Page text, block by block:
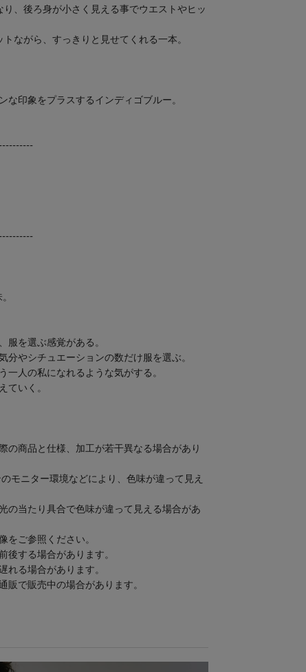
、後ろ身が小さく見える事でウエストやヒッ
ながら、すっきりと見せてくれる一本。
な印象をプラスするインディゴブルー。
服を選ぶ感覚がある。
分やシチュエーションの数だけ服を選ぶ。
一人の私になれるような気がする。
ていく。
の商品と仕様、加工が若干異なる場合があり
モニター環境などにより、色味が違って見え
の当たり具合で色味が違って見える場合があ
をご参照ください。
後する場合があります。
れる場合があります。
販で販売中の場合があります。